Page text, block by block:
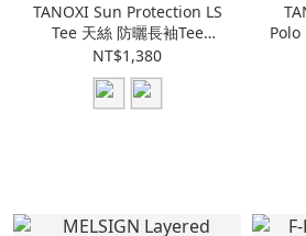
TANOXI Sun Protection LS
Tee 天絲 防曬長袖Tee
[TNX-T439]
NT$1,380
Polo